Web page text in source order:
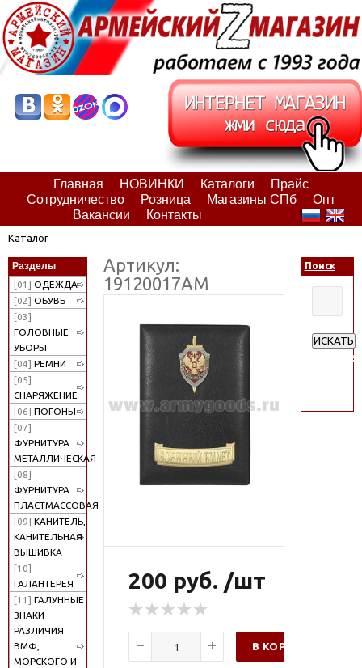
Главная НОВИНКИ Каталоги
Прайс
Сотрудничество
Розница Магазины СПб
Опт
Вакансии
Контакты
Каталог
Разделы
[01] ОДЕЖДА
[02] ОБУВЬ
[03]
ГОЛОВНЫЕ
УБОРЫ
[04] РЕМНИ
[05]
СНАРЯЖЕНИЕ
[06] ПОГОНЫ
[07]
ФУРНИТУРА
МЕТАЛЛИЧЕСКАЯ
[08]
ФУРНИТУРА
ПЛАСТМАССОВАЯ
[09] КАНИТЕЛЬ,
КАНИТЕЛЬНАЯ
ВЫШИВКА
[10]
ГАЛАНТЕРЕЯ
[11] ГАЛУННЫЕ
ЗНАКИ
РАЗЛИЧИЯ
ВМФ,
МОРСКОГО И
Артикул:
19120017АМ
200 руб. /шт
В КОРЗИНУ
Поиск
ИСКАТЬ